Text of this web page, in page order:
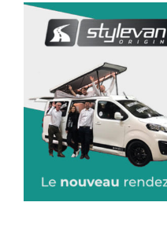
View
Larger